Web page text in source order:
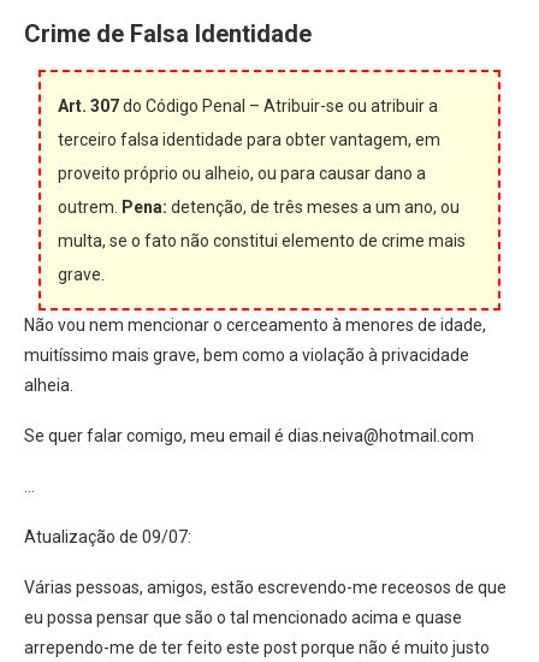
Crime de Falsa Identidade
Art. 307do Código Penal – Atribuir-se ou atribuir a
terceiro falsa identidade para obter vantagem, em
proveito próprio ou alheio, ou para causar dano a
outrem. Pena: detenção, de três meses a um ano, ou
multa, se o fato não constitui elemento de crime mais
grave.
Não vou nem mencionar o cerceamento à menores de idade,
muitíssimo mais grave, bem como a violação à privacidade
alheia.
Se quer falar comigo, meu email é dias.neiva@hotmail.com
…
Atualização de 09/07:
Várias pessoas, amigos, estão escrevendo-me receosos de que
eu possa pensar que são o tal mencionado acima e quase
arrependo-me de ter feito este post porque não é muito justo